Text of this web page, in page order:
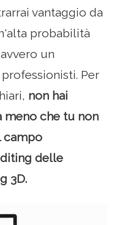
vantaggio da
probabilità
un
Per
non hai
meno che tu non
campo
delle
3D.